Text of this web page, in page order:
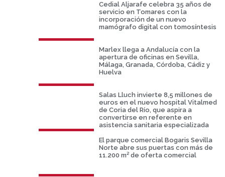
Cedial Aljarafe celebra 35 años de
servicio en Tomares con la
incorporación de un nuevo
mamógrafo digital con tomosíntesis
Marlex llega a Andalucía con la
apertura de oficinas en Sevilla,
Málaga, Granada, Córdoba, Cádiz y
Huelva
Salas Lluch invierte 8,5 millones de
euros en el nuevo hospital Vitalmed
de Coria del Río, que aspira a
convertirse en referente en
asistencia sanitaria especializada
El parque comercial Bogaris Sevilla
Norte abre sus puertas con más de
11.200 m² de oferta comercial